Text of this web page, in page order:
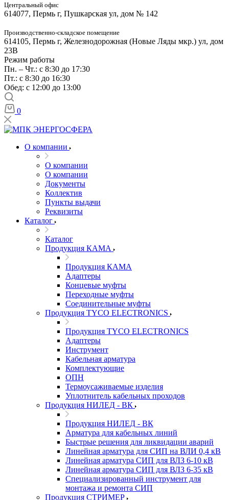
Центральный офис
614077, Пермь г, Пушкарская ул, дом № 142
Производственно-складское помещение
614105, Пермь г, Железнодорожная (Новые Ляды мкр.) ул, дом
23В
Режим работы
Пн. – Чт.: с 8:30 до 17:30
Пт.: с 8:30 до 16:30
Обед: с 12:00 до 13:00
0
О компании
О компании
О компании
Документы
Коллектив
Пункты выдачи
Реквизиты
Каталог
Каталог
Продукция КАМА
Продукция КАМА
Адаптеры
Концевые муфты
Переходные муфты
Соединительные муфты
Продукция TYCO ELECTRONICS
Продукция TYCO ELECTRONICS
Адаптеры
Инструмент
Кабельная арматура
Комплектующие
ОПН
Термоусаживаемые изделия
Уплотнитель кабельных проходов
Продукция НИЛЕД - ВК
Продукция НИЛЕД - ВК
Арматура для кабельных линий
Быстрые решения для ликвидации аварий
Линейная арматура для СИП на ВЛИ 0,4 кВ
Линейная арматура СИП для ВЛЗ 6-10 кВ
Линейная арматура СИП для ВЛЗ 6-35 кВ
Специализированный инструмент для
монтажа и ремонта СИП
Продукция СТРИМЕР